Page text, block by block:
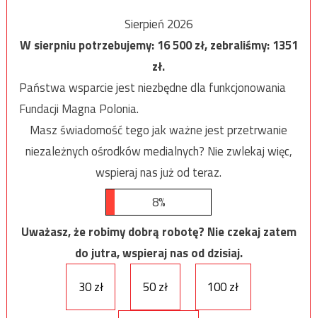
Sierpień 2026
W sierpniu potrzebujemy:16 500zł, zebraliśmy:1351
zł.
Państwa wsparcie jest niezbędne dla funkcjonowania
Fundacji Magna Polonia.
Masz świadomość tego jak ważne jest przetrwanie
niezależnych ośrodków medialnych? Nie zwlekaj więc,
wspieraj nas już od teraz.
8%
Uważasz, że robimy dobrą robotę? Nie czekaj zatem
do jutra, wspieraj nas od dzisiaj.
30 zł
50 zł 100 zł